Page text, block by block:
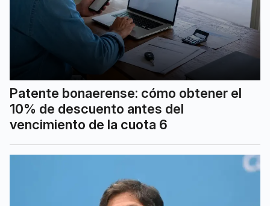
Patente bonaerense: cómo obtener el
10% de descuento antes del
vencimiento de la cuota 6